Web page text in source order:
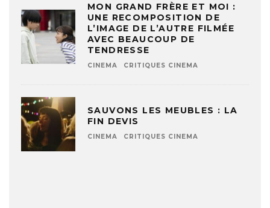
MON GRAND FRÈRE ET MOI :
UNE RECOMPOSITION DE
L’IMAGE DE L’AUTRE FILMÉE
AVEC BEAUCOUP DE
TENDRESSE
CINEMA CRITIQUES CINEMA
SAUVONS LES MEUBLES : LA
FIN DEVIS
CINEMA CRITIQUES CINEMA